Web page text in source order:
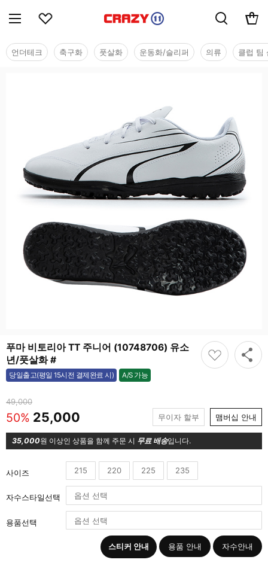
언더테크 축구화 풋살화 운동화/슬리퍼 의류 클럽 팀
푸마 비토리아 TT 주니어 (10748706) 유소
년/풋살화 #
당일출고(평일 15시전 결제완료 시) A/S 가능
가능
49,000
50% 25,000 무이자 할부 맴버십 안내
35,000원 이상인 상품을 함께 주문 시 무료 배송입니다.
사이즈 215 220 225 235
자수스타일선택
용품선택
스티커 안내 용품 안내 자수안내